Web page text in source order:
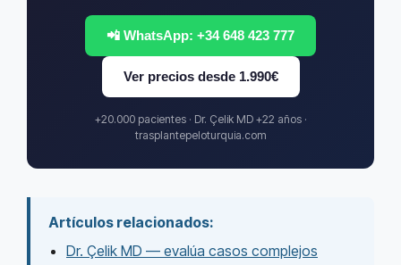
📲 WhatsApp: +34 648 423 777
Ver precios desde 1.990€
+20.000 pacientes · Dr. Çelik MD +22 años ·
trasplantepeloturquia.com
Artículos relacionados:
Dr. Çelik MD — evalúa casos complejos